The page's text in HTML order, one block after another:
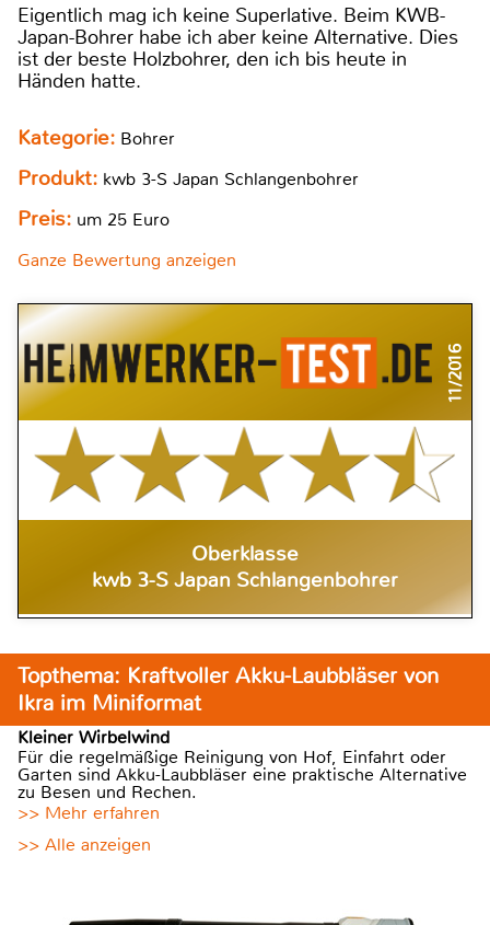
Eigentlich mag ich keine Superlative. Beim KWB-
Japan-Bohrer habe ich aber keine Alternative. Dies
ist der beste Holzbohrer, den ich bis heute in
Händen hatte.
Kategorie: Bohrer
Produkt: kwb 3-S Japan Schlangenbohrer
Preis: um 25 Euro
Ganze Bewertung anzeigen
11/2016
Oberklasse
kwb 3-S Japan Schlangenbohrer
Topthema: Kraftvoller Akku-Laubbläser von
Ikra im Miniformat
Kleiner Wirbelwind
Für die regelmäßige Reinigung von Hof, Einfahrt oder
Garten sind Akku-Laubbläser eine praktische Alternative
zu Besen und Rechen.
>> Mehr erfahren
>> Alle anzeigen